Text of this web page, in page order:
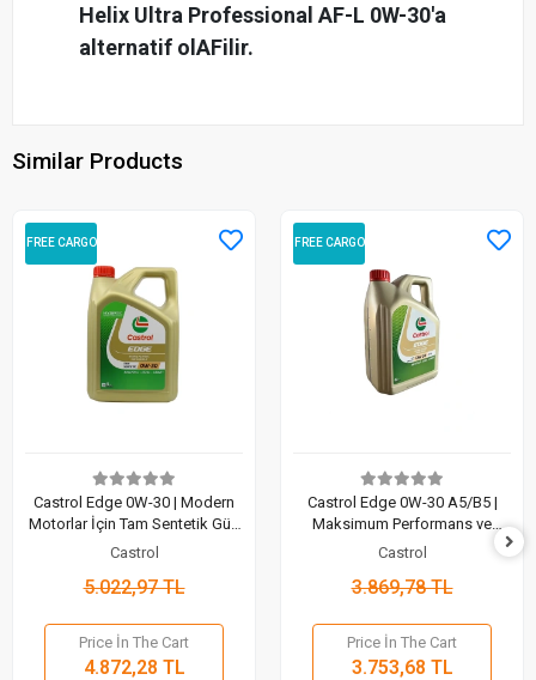
Helix Ultra Professional AF-L 0W-30'a
alternatif olAFilir.
Similar Products
FREE CARGO
Castrol Edge 0W-30 | Modern
Motorlar İçin Tam Sentetik Güç
(4 Lt)
Castrol
5.022,97 TL
Price İn The Cart
4.872,28 TL
FREE CARGO
Castrol Edge 0W-30 A5/B5 |
Maksimum Performans ve
Üstün Koruma (4 Lt)
Castrol
3.869,78 TL
Price İn The Cart
3.753,68 TL